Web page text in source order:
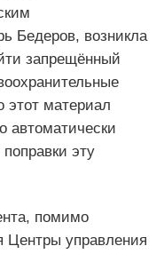
Бедеров, возникла
запрещённый
материал
автоматически
эту
помимо
Центры управления